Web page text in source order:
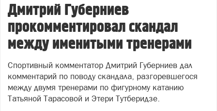
Дмитрий Губерниев
прокомментировал скандал
между именитыми тренерами
Спортивный комментатор Дмитрий Губерниев дал
комментарий по поводу скандала, разгоревшегося
между двумя тренерами по фигурному катанию
Татьяной Тарасовой и Этери Тутберидзе.